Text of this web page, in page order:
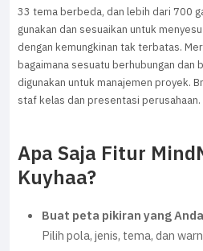
33 tema berbeda, dan lebih dari 700
gunakan dan sesuaikan untuk
dengan kemungkinan tak terbatas.
bagaimana sesuatu berhubungan dan
digunakan untuk manajemen proyek.
staf kelas dan presentasi perusahaan.
Apa Saja Fitur
Kuyhaa?
Buat peta pikiran yang
Pilih pola, jenis, tema, dan